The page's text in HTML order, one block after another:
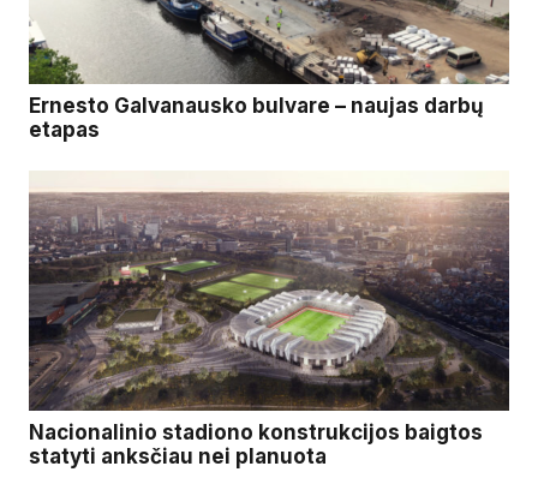
Ernesto Galvanausko bulvare – naujas darbų
etapas
Nacionalinio stadiono konstrukcijos baigtos
statyti anksčiau nei planuota